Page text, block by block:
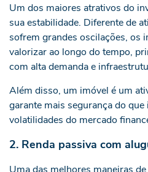
Um dos maiores atrativos do
sua estabilidade. Diferente de
sofrem grandes oscilações, os
valorizar ao longo do tempo,
com alta demanda e
Além disso, um imóvel é um
garante mais segurança do
volatilidades do mercado
2. Renda passiva com
Uma das melhores maneiras